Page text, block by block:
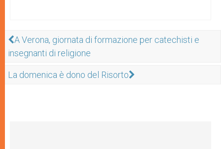
A Verona, giornata di formazione per catechisti e
insegnanti di religione
La domenica è dono del Risorto